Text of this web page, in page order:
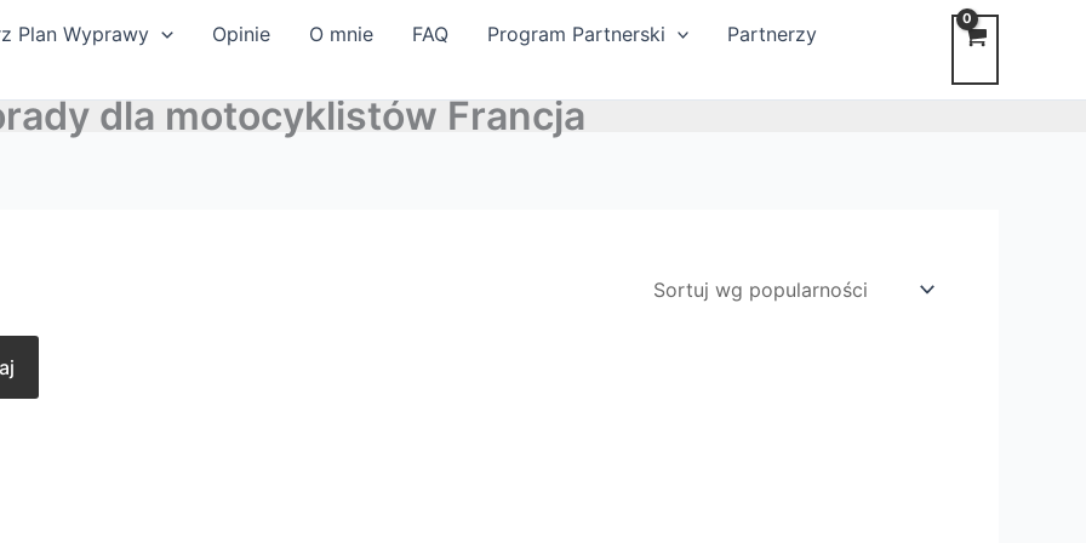
Plan Wyprawy Opinie O mnie FAQ Program Partnerski
Partnerzy
dla motocyklistów Francja